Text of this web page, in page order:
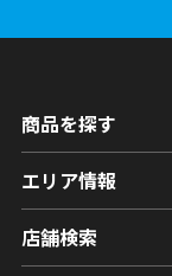
商品を探す
エリア情報
店舗検索